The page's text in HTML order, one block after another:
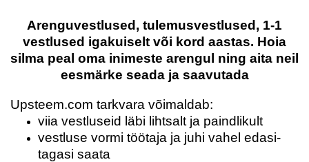
Arenguvestlused, tulemusvestlused, 1-1
vestlused igakuiselt või kord aastas. Hoia
silma peal oma inimeste arengul ning aita neil
eesmärke seada ja saavutada
Upsteem.com tarkvara võimaldab:
viia vestluseid läbi lihtsalt ja paindlikult
vestluse vormi töötaja ja juhi vahel edasi-
tagasi saata